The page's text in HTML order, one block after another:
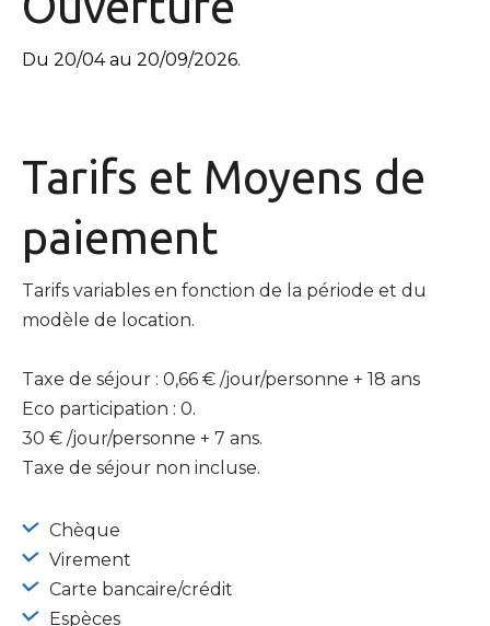
Du 20/04 au 20/09/2026.
Tarifs et Moyens de
paiement
Tarifs variables en fonction de la période et du
modèle de location.
Taxe de séjour : 0,66 € /jour/personne + 18 ans
Eco participation : 0.
30 € /jour/personne + 7 ans.
Taxe de séjour non incluse.
Chèque
Virement
Carte bancaire/crédit
Espèces